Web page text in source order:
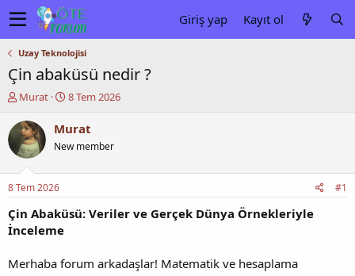
Giriş yap Kayıt ol
Uzay Teknolojisi
Çin abaküsü nedir ?
K
n
u
y
b
a
ş
a
a
Murat
B
ş
a
ç
i
8 Tem 2026
Murat
New member
8 Tem 2026 #1
Çin Abaküsü: Veriler ve Gerçek Dünya Örnekleriyle
İnceleme
Merhaba forum arkadaşlar! Matematik ve hesaplama